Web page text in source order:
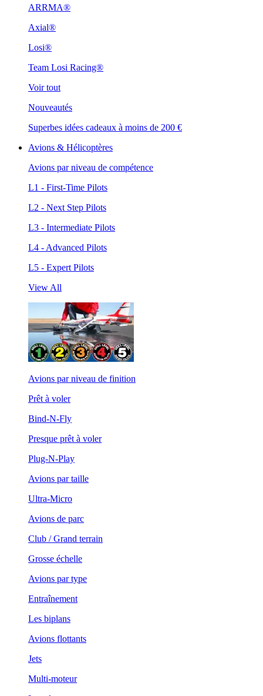
ARRMA®
Axial®
Losi®
Team Losi Racing®
Voir tout
Nouveautés
Superbes idées cadeaux à moins de 200 €
Avions & Hélicoptères
Avions par niveau de compétence
L1 - First-Time Pilots
L2 - Next Step Pilots
L3 - Intermediate Pilots
L4 - Advanced Pilots
L5 - Expert Pilots
View All
Avions par niveau de finition
Prêt à voler
Bind-N-Fly
Presque prêt à voler
Plug-N-Play
Avions par taille
Ultra-Micro
Avions de parc
Club / Grand terrain
Grosse échelle
Avions par type
Entraînement
Les biplans
Avions flottants
Jets
Multi-moteur